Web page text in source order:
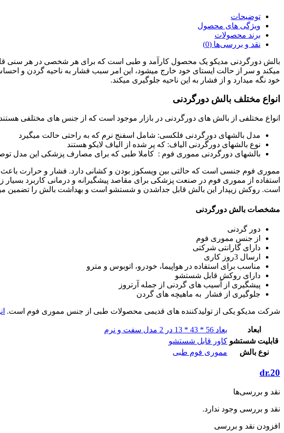
توضیحات
ویژگی های محصول
برند محصولات
نقد و بررسی‌ها (0)
بالش دورگردنی مدیکو یک محصول کارآمد و طبی است که برای هر شخصی در هر سنی
میکند و سر از حالت ایستای خود خارج میشود، این امر سبب فشار به ناحیه گردن و
خود نگه میدارد و از فشار به این ناحیه جلوگیری میکند.
انواع مختلف بالش دورگردنی
انواع مختلفی از بالش های دورگردنی در بازار موجود است که از جنس های مختلفی
مدل بالشهای دورگردنی فلکسی: شامل اسفنج نرم که به راحتی حالت میگیرد
نوع بالشهای دورگردنی الیاف: که پر شده از الیاف لایکو هستند
بالشهای دورگردنی مموری فوم : کاملا طبی که برای مصارف پزشکی این مدل
مموری فوم جنسی است که حالتی بین ویسکوز بودن و کشانی دارد. فشار و حرارت
استفاده از مموری فوم در صنعت پزشکی برای مقاصد پیشگیرانه و درمانی کاربرد بسیار
است. روکش زیپدار این بالش قابل جداشدن و شستشو است و بهداشت بالش را تضمین
مشخصات بالش دورگردنی
دور گردنی
از جنس مموری فوم
دارای گارانتی شرکتی
ارسال 3روز کاری
مناسب برای استفاده در هواپیما، خودرو، اتوبوس و مترو
دارای روکش قابل شستشو
پیشگیری از آسیب های گردنی از جمله آرتروز
جلوگیری از فشار به ماهیچه های گردن
شرکت مدیکو یکی از تولیدکننده های قدیمی محصولات طبی از جنس مموری فوم است.
ابعاد
بعاد 56 * 43 * 13 در 2 مدل سفت و نرم
قابلیت شستشو کاور قابل شستشو
نوع بالش
مموری فوم طبی
dr.20
نقد و بررسی‌ها
نقد و بررسی وجود ندارد.
افزودن نقد و بررسی